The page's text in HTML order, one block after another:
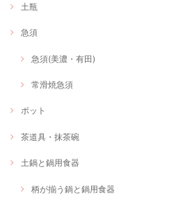
土瓶
急須
急須(美濃・有田)
常滑焼急須
ポット
茶道具・抹茶碗
土鍋と鍋用食器
柄が揃う鍋と鍋用食器